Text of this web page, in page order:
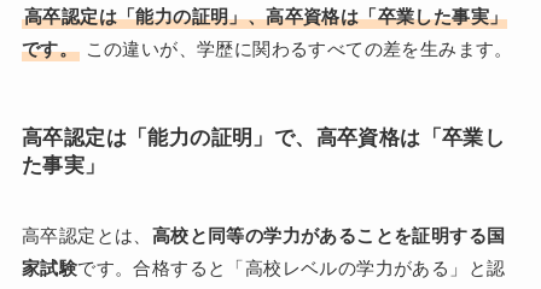
高卒認定は「能力の証明」、高卒資格は「卒業した事実」
です。 この違いが、学歴に関わるすべての差を生みます。
高卒認定は「能力の証明」で、高卒資格は「卒業し
た事実」
高卒認定とは、 高校と同等の学力があることを証明する国
家試験です。合格すると「高校レベルの学力がある」と認